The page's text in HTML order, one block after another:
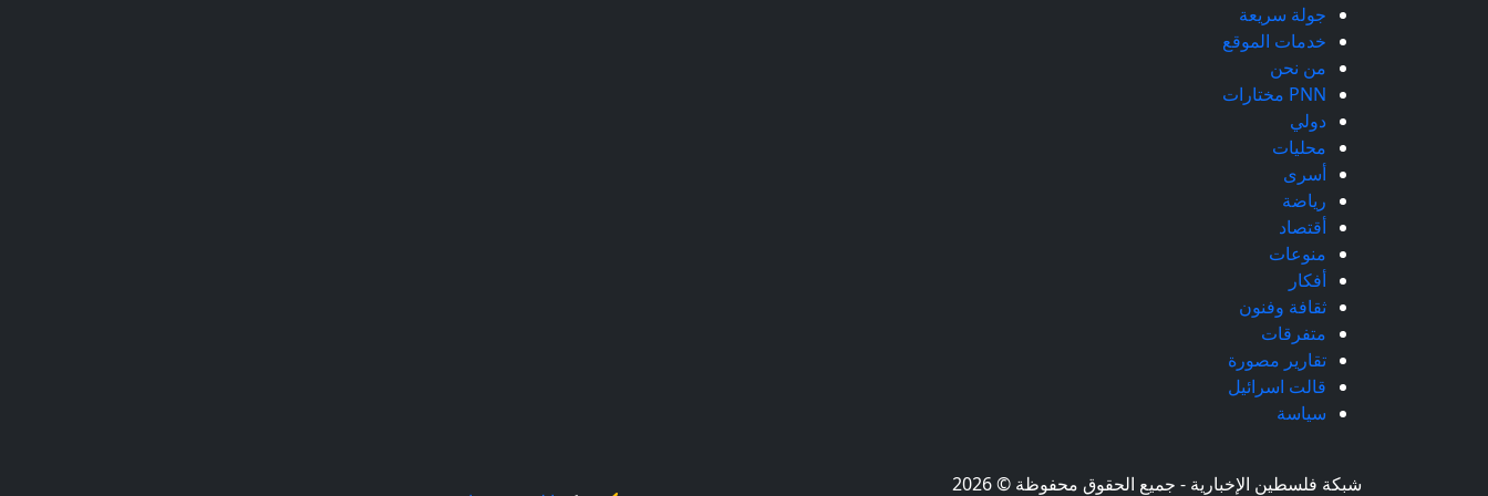
جولة سريعة
خدمات الموقع
من نحن
PNN مختارات
دولي
محليات
أسرى
رياضة
أقتصاد
منوعات
أفكار
ثقافة وفنون
متفرقات
تقارير مصورة
قالت اسرائيل
سياسة
شبكة فلسطين الإخبارية - جميع الحقوق محفوظة © 2026